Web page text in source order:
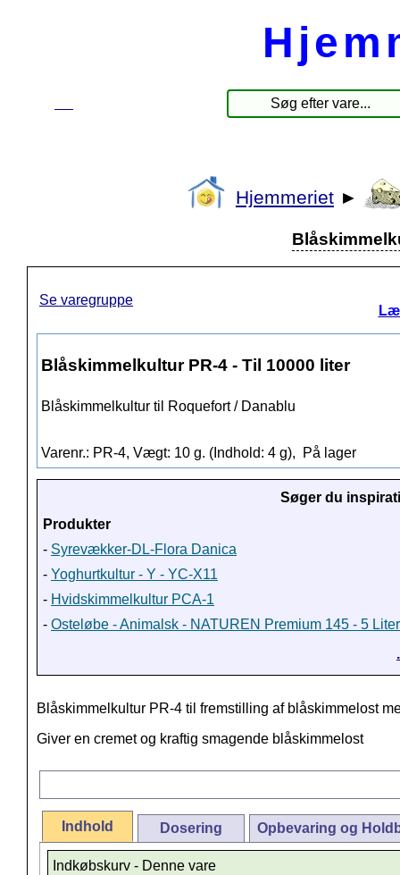
Hjemmeriet ►
Se varegruppe
Blåskimmelkultur PR-4 - Til 10000 liter
Blåskimmelkultur til Roquefort / Danablu
Varenr.: PR-4, Vægt: 10 g. (Indhold: 4 g), På lager
Søger du
Produkter
- Syrevækker-DL-Flora Danica
- Yoghurtkultur - Y - YC-X11
- Hvidskimmelkultur PCA-1
- Osteløbe - Animalsk - NATUREN Premium 145 - 5 Liter
Blåskimmelkultur PR-4 til fremstilling af blåskimmelost
Giver en cremet og kraftig smagende blåskimmelost
Indhold Dosering Opbevaring og
Indkøbskurv - Denne vare